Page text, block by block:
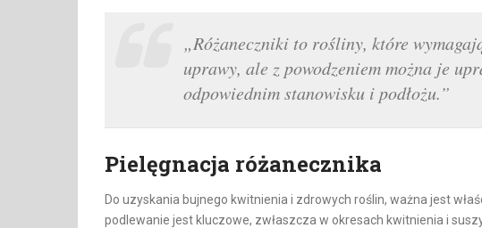
„Różaneczniki to rośliny, które
uprawy, ale z powodzeniem można je
odpowiednim stanowisku i podłożu.”
Pielęgnacja różanecznika
Do uzyskania bujnego kwitnienia i zdrowych roślin, ważna jest
podlewanie jest kluczowe, zwłaszcza w okresach kwitnienia i